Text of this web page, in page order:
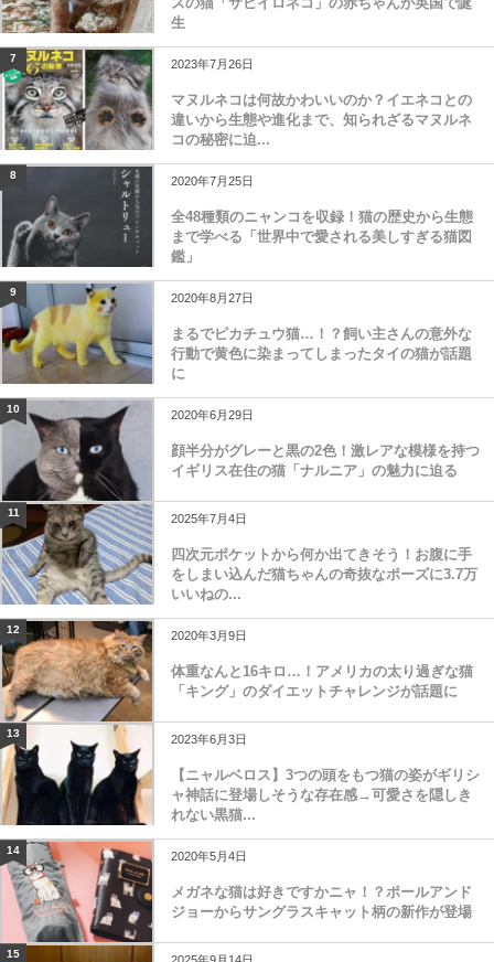
生
7 2023年7月26日
マヌルネコは何故かわいいのか？イエネコとの
違いから生態や進化まで、知られざるマヌルネ
コの秘密に迫...
8 2020年7月25日
全48種類のニャンコを収録！猫の歴史から生態
まで学べる「世界中で愛される美しすぎる猫図
鑑」
9 2020年8月27日
まるでピカチュウ猫…！？飼い主さんの意外な
行動で黄色に染まってしまったタイの猫が話題
に
10 2020年6月29日
顔半分がグレーと黒の2色！激レアな模様を持つ
イギリス在住の猫「ナルニア」の魅力に迫る
11 2025年7月4日
四次元ポケットから何か出てきそう！お腹に手
をしまい込んだ猫ちゃんの奇抜なポーズに3.7万
いいねの...
12 2020年3月9日
体重なんと16キロ…！アメリカの太り過ぎな猫
「キング」のダイエットチャレンジが話題に
13 2023年6月3日
【ニャルベロス】3つの頭をもつ猫の姿がギリシ
ャ神話に登場しそうな存在感→可愛さを隠しき
れない黒猫...
14 2020年5月4日
メガネな猫は好きですかニャ！？ポールアンド
ジョーからサングラスキャット柄の新作が登場
15